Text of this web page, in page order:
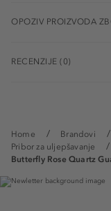
Home Brandovi
Pribor za uljepšavanje
Butterfly Rose Quartz
OPOZIV PROIZVODA
RECENZIJE (0)